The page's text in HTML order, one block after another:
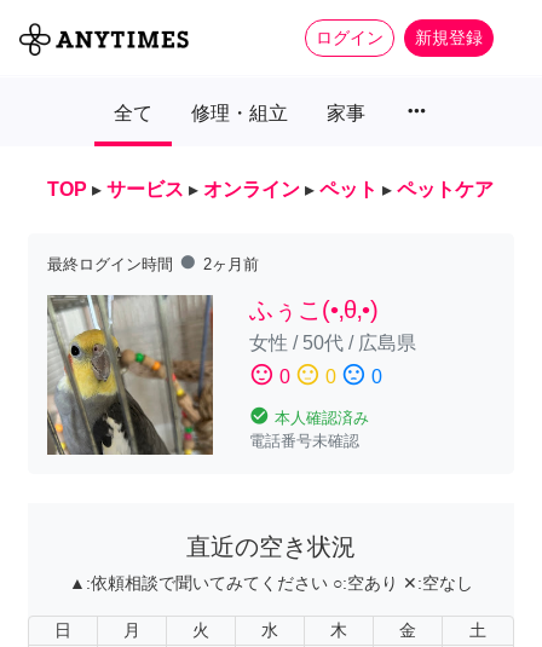
ログイン 新規登録
全て 修理・組立 家事 more_horiz
TOP ▸ サービス ▸ オンライン ▸ ペット ▸ ペットケア
最終ログイン時間 fiber_manual_record 2ヶ月前
ふぅこ(•‚θ‚•)
女性 / 50代/ 広島県
sentiment_satisfied 0 sentiment_neutral 0 sentiment_dissatisfied 0
check_circle 本人確認済み
電話番号未確認
直近の空き状況
▲:依頼相談で聞いてみてください ○:空あり ✕:空なし
日 月 火 水 木 金 土